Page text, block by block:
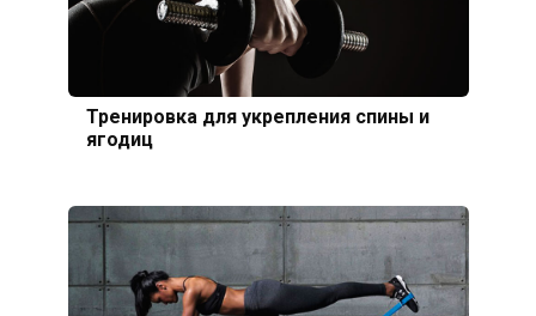
Тренировка для укрепления спины и
ягодиц